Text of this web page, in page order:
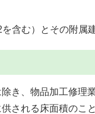
含む）とその附属
き、物品加工修理
される床面積のこと